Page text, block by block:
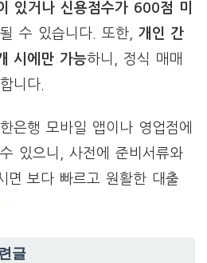
있거나 신용점수가 600점 미
수 있습니다. 또한, 개인 간
시에만 가능하니, 정식 매매
니다.
은행 모바일 앱이나 영업점에
있으니, 사전에 준비서류와
면 보다 빠르고 원활한 대출
글